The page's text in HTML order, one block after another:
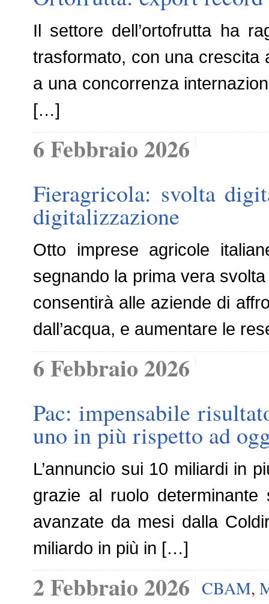
Il settore dell’ortofrutta ha
trasformato, con una crescita
a una concorrenza
[…]
6 Febbraio 2026
Fieragricola: svolta
digitalizzazione
Otto imprese agricole
segnando la prima vera
consentirà alle aziende di
dall’acqua, e aumentare le
6 Febbraio 2026
Pac: impensabile
uno in più rispetto ad
L’annuncio sui 10 miliardi in
grazie al ruolo
avanzate da mesi dalla
miliardo in più in […]
2 Febbraio 2026 CBAM,